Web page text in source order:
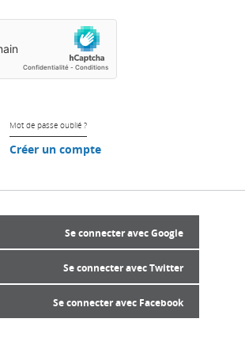
Mot de passe oublié ?
Créer un compte
Se connecter avec Google
Se connecter avec Twitter
Se connecter avec Facebook